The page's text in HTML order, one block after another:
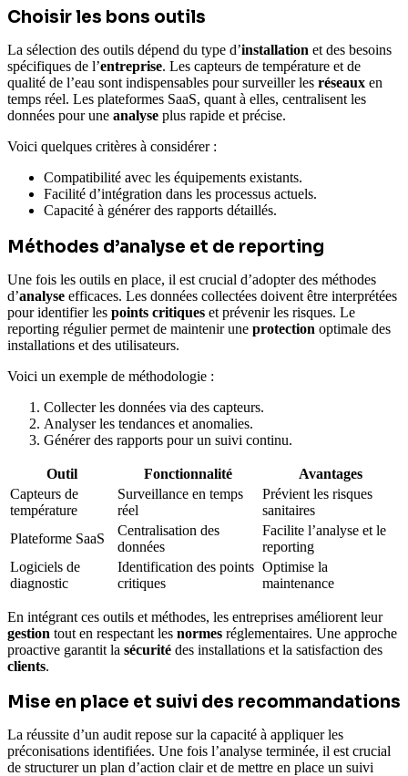
Choisir les bons outils
La sélection des outils dépend du type d’installation et des besoins
spécifiques de l’entreprise. Les capteurs de température et de
qualité de l’eau sont indispensables pour surveiller les réseaux en
temps réel. Les plateformes SaaS, quant à elles, centralisent les
données pour une analyse plus rapide et précise.
Voici quelques critères à considérer :
Compatibilité avec les équipements existants.
Facilité d’intégration dans les processus actuels.
Capacité à générer des rapports détaillés.
Méthodes d’analyse et de reporting
Une fois les outils en place, il est crucial d’adopter des méthodes
d’analyse efficaces. Les données collectées doivent être interprétées
pour identifier les points critiques et prévenir les risques. Le
reporting régulier permet de maintenir une protection optimale des
installations et des utilisateurs.
Voici un exemple de méthodologie :
Collecter les données via des capteurs.
Analyser les tendances et anomalies.
Générer des rapports pour un suivi continu.
Outil Fonctionnalité
Avantages
Capteurs de
température
Surveillance en temps
réel
Prévient les risques
sanitaires
Plateforme SaaS
Centralisation des
données
Facilite l’analyse et le
reporting
Logiciels de
diagnostic
Identification des points
critiques
Optimise la
maintenance
En intégrant ces outils et méthodes, les entreprises améliorent leur
gestion tout en respectant les normes réglementaires. Une approche
proactive garantit la sécurité des installations et la satisfaction des
clients.
Mise en place et suivi des recommandations
La réussite d’un audit repose sur la capacité à appliquer les
préconisations identifiées. Une fois l’analyse terminée, il est crucial
de structurer un plan d’action clair et de mettre en place un suivi